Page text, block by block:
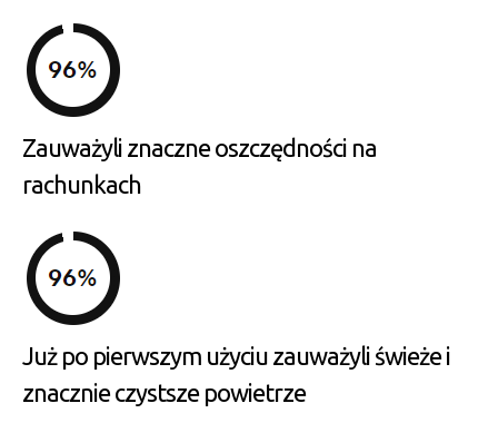
Zauważyli znaczne oszczędności na
rachunkach
Już po pierwszym użyciu zauważyli świeże i
znacznie czystsze powietrze